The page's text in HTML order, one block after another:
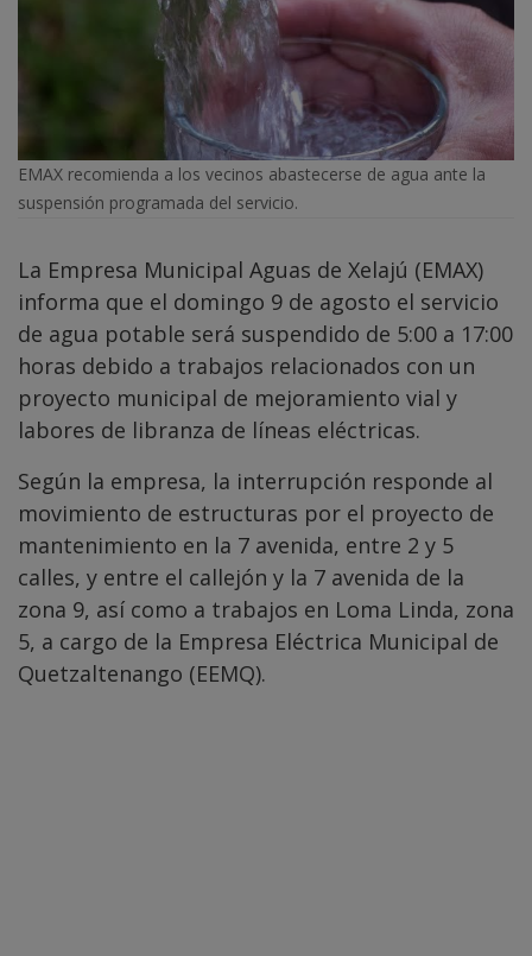
EMAX recomienda a los vecinos abastecerse de agua ante la
suspensión programada del servicio.
La Empresa Municipal Aguas de Xelajú (EMAX)
informa que el domingo 9 de agosto el servicio
de agua potable será suspendido de 5:00 a 17:00
horas debido a trabajos relacionados con un
proyecto municipal de mejoramiento vial y
labores de libranza de líneas eléctricas.
Según la empresa, la interrupción responde al
movimiento de estructuras por el proyecto de
mantenimiento en la 7 avenida, entre 2 y 5
calles, y entre el callejón y la 7 avenida de la
zona 9, así como a trabajos en Loma Linda, zona
5, a cargo de la Empresa Eléctrica Municipal de
Quetzaltenango (EEMQ).